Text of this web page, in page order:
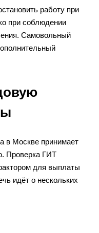
работу при
при соблюдении
Самовольный
в Москве принимает
Проверка ГИТ
для выплаты
идёт о нескольких